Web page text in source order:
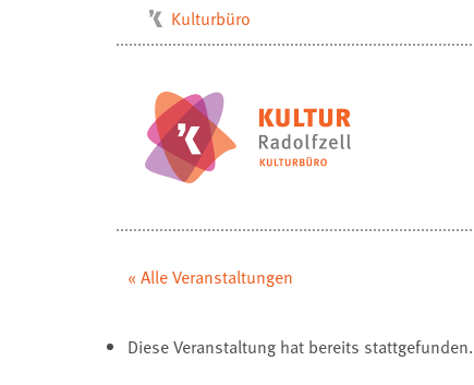
Kulturbüro
Musikschule
Stadtarchiv
Stadtmuseum
Radolfzell1200
« Alle Veranstaltungen
Diese Veranstaltung hat bereits stattgefunden.